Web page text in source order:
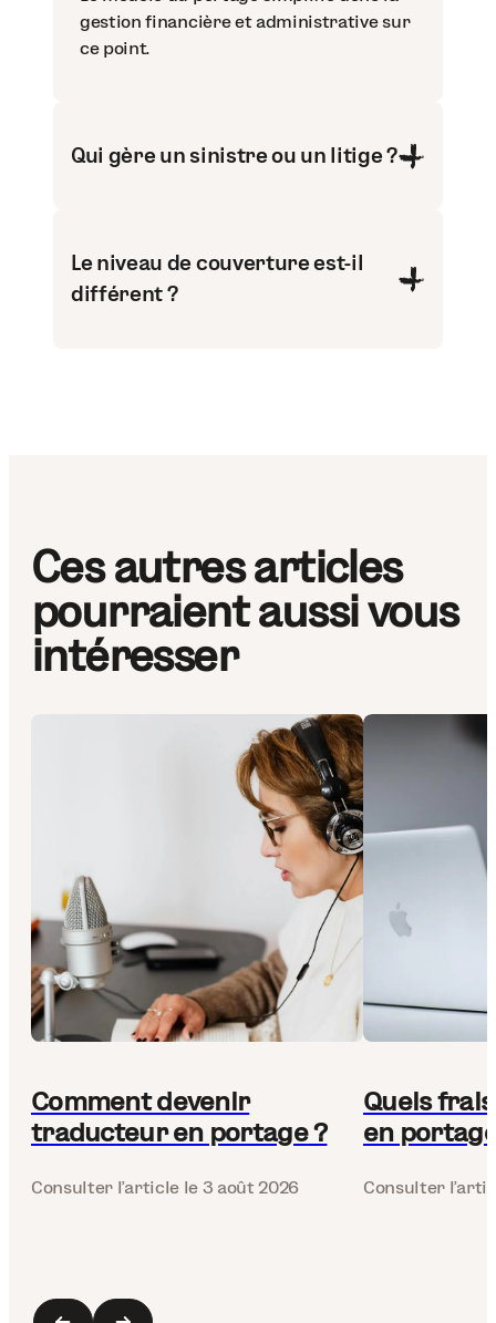
gestion financière et administrative sur
ce point.
Qui gère un sinistre ou un litige ?
Le niveau de couverture est-il
différent ?
Ces autres articles
pourraient aussi vous
intéresser
Comment devenir
traducteur en portage ?
Consulter l’articlele 3 août 2026
Quels
en
Consulter